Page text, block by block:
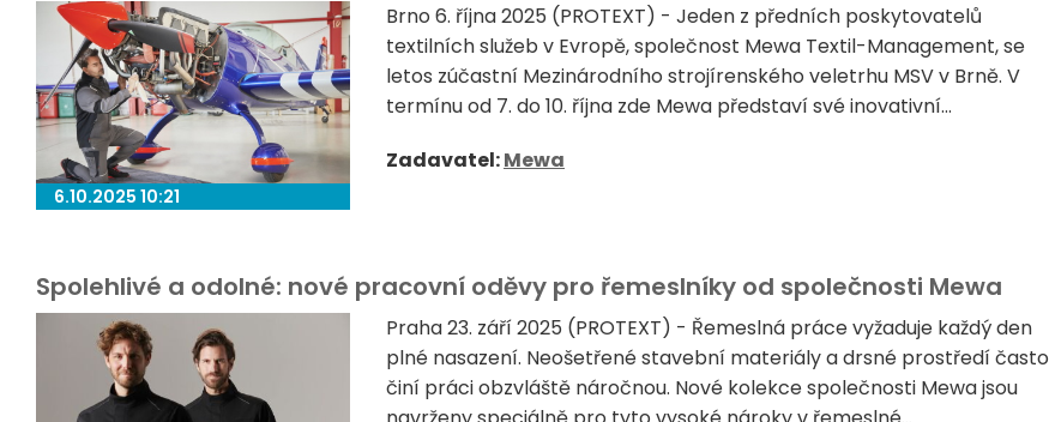
6.10.2025 10:21
Brno 6. října 2025 (PROTEXT) - Jeden z předních poskytovatelů
textilních služeb v Evropě, společnost Mewa Textil-Management, se
letos zúčastní Mezinárodního strojírenského veletrhu MSV v Brně. V
termínu od 7. do 10. října zde Mewa představí své inovativní...
Zadavatel:Mewa
Spolehlivé a odolné: nové pracovní oděvy pro řemeslníky od společnosti Mewa
Praha 23. září 2025 (PROTEXT) - Řemeslná práce vyžaduje každý den
plné nasazení. Neošetřené stavební materiály a drsné prostředí často
činí práci obzvláště náročnou. Nové kolekce společnosti Mewa jsou